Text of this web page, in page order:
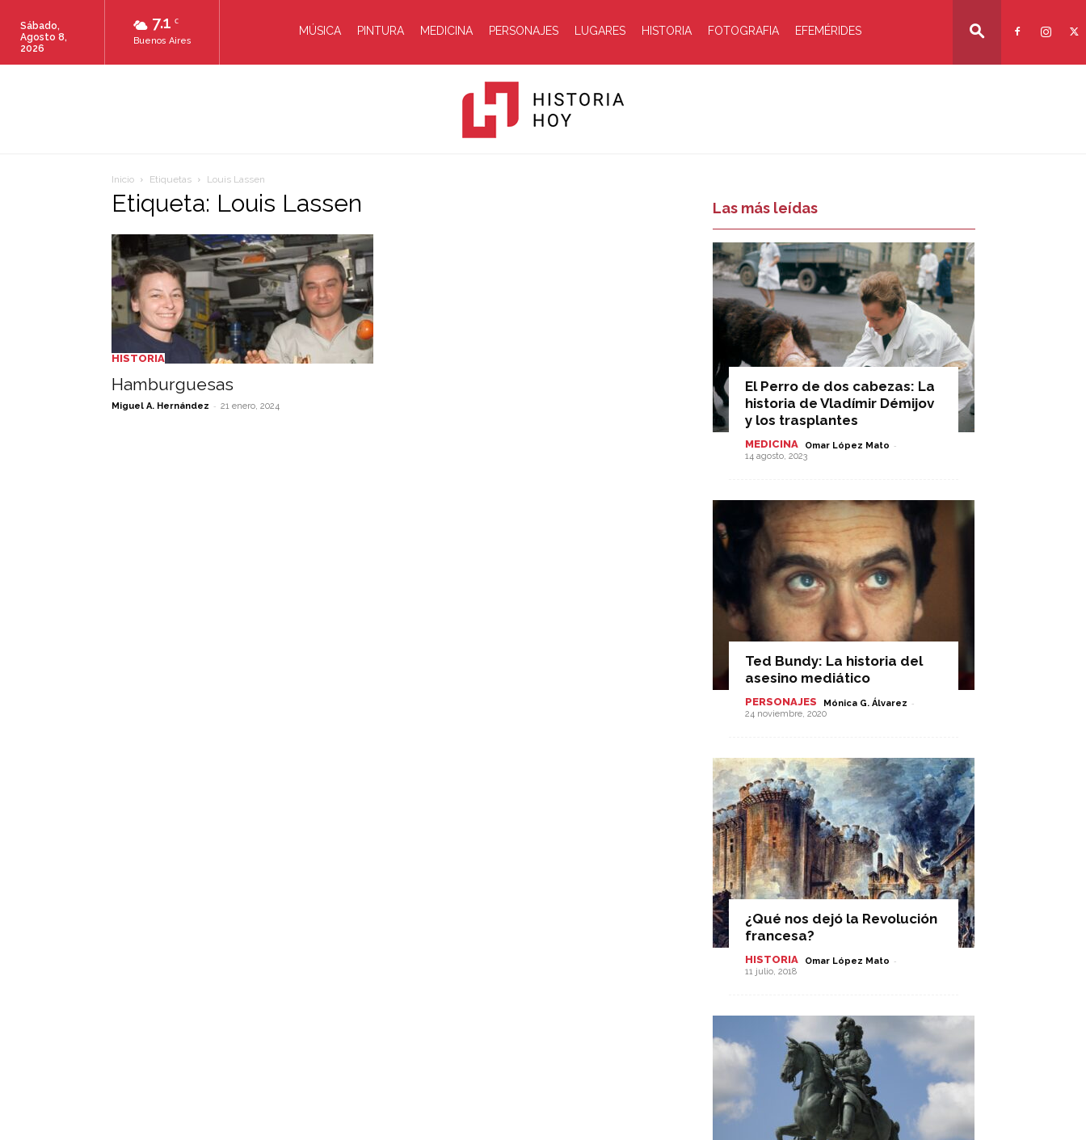
7.1 C
Buenos Aires
Sábado,
Agosto 8,
2026
MÚSICA PINTURA MEDICINA PERSONAJES LUGARES HISTORIA FOTOGRAFIA EFEMÉRIDES
Inicio Etiquetas Louis Lassen
Etiqueta: Louis Lassen
HISTORIA
Hamburguesas
Miguel A. Hernández - 21 enero, 2024
Las más leídas
El Perro de dos cabezas: La
historia de Vladímir Démijov
y los trasplantes
MEDICINA Omar López Mato -
14 agosto, 2023
Ted Bundy: La historia del
asesino mediático
PERSONAJES Mónica G. Álvarez -
24 noviembre, 2020
¿Qué nos dejó la Revolución
francesa?
HISTORIA Omar López Mato -
11 julio, 2018